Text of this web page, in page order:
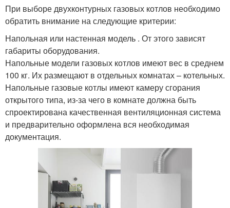
При выборе двухконтурных газовых котлов необходимо
обратить внимание на следующие критерии:
Напольная или настенная модель . От этого зависят
габариты оборудования.
Напольные модели газовых котлов имеют вес в среднем
100 кг. Их размещают в отдельных комнатах – котельных.
Напольные газовые котлы имеют камеру сгорания
открытого типа, из-за чего в комнате должна быть
спроектирована качественная вентиляционная система
и предварительно оформлена вся необходимая
документация.